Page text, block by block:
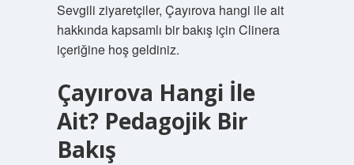
Sevgili ziyaretçiler, Çayırova hangi ile ait
hakkında kapsamlı bir bakış için Clinera
içeriğine hoş geldiniz.
Çayırova Hangi İle
Ait? Pedagojik Bir
Bakış